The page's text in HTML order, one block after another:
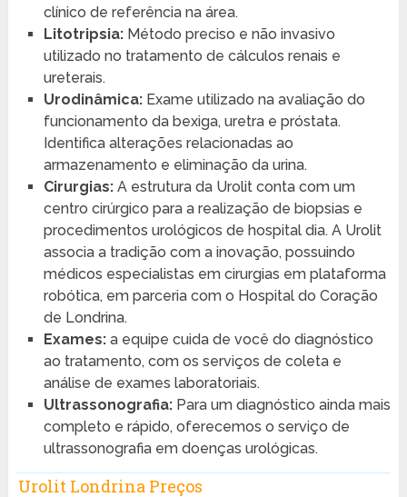
clínico de referência na área.
Litotripsia:Método preciso e não invasivo
utilizado no tratamento de cálculos renais e
ureterais.
Urodinâmica:Exame utilizado na avaliação do
funcionamento da bexiga, uretra e próstata.
Identifica alterações relacionadas ao
armazenamento e eliminação da urina.
Cirurgias:A estrutura da Urolit conta com um
centro cirúrgico para a realização de biopsias e
procedimentos urológicos de hospital dia. A Urolit
associa a tradição com a inovação, possuindo
médicos especialistas em cirurgias em plataforma
robótica, em parceria com o Hospital do Coração
de Londrina.
Exames:a equipe cuida de você do diagnóstico
ao tratamento, com os serviços de coleta e
análise de exames laboratoriais.
Ultrassonografia:Para um diagnóstico ainda mais
completo e rápido, oferecemos o serviço de
ultrassonografia em doenças urológicas.
Urolit Londrina Preços